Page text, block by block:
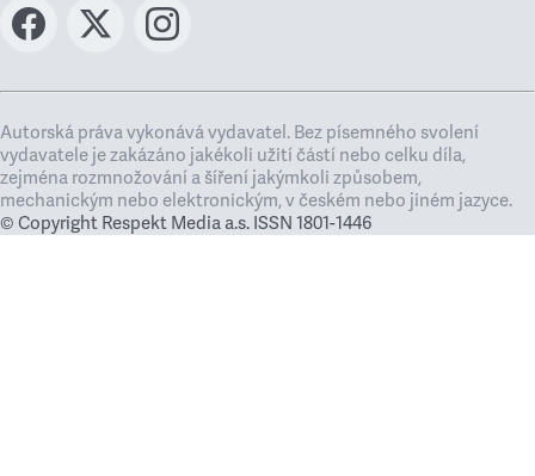
Autorská práva vykonává vydavatel. Bez písemného svolení
vydavatele je zakázáno jakékoli užití částí nebo celku díla,
zejména rozmnožování a šíření jakýmkoli způsobem,
mechanickým nebo elektronickým, v českém nebo jiném jazyce.
© Copyright Respekt Media a.s. ISSN 1801-1446